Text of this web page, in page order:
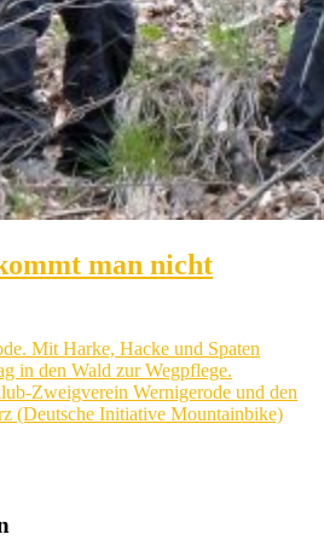
man nicht
Mit Harke, Hacke und Spaten
in den Wald zur Wegpflege.
Zweigverein Wernigerode und den
(Deutsche Initiative Mountainbike)